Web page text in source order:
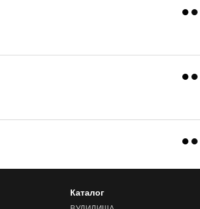
Каталог